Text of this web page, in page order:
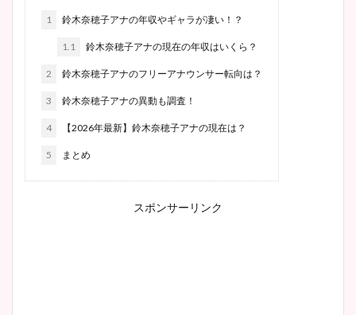
1 鈴木奈穂子アナの年収やギャラが凄い！？
1.1 鈴木奈穂子アナの現在の年収はいくら？
2 鈴木奈穂子アナのフリーアナウンサー転向は？
3 鈴木奈穂子アナの異動も調査！
4 【2026年最新】鈴木奈穂子アナの現在は？
5 まとめ
スポンサーリンク